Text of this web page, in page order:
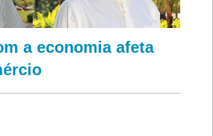
a economia afeta